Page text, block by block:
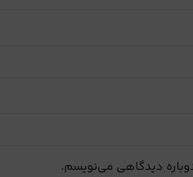
دیدگاهی می‌نویسم.